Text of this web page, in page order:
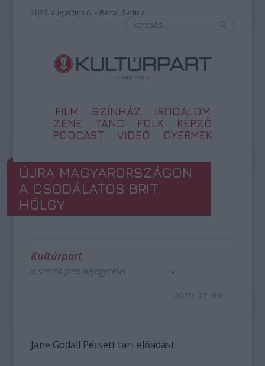
2026. augusztus 6. – Berta, Bettina
FILM SZÍNHÁZ
IRODALOM
ZENE
TÁNC FOLK
KÉPZŐ
PODCAST
VIDEÓ GYERMEK
ÚJRA MAGYARORSZÁGON
A CSODÁLATOS BRIT
HÖLGY
Kultúrpart
a szerző friss bejegyzései
2010. 11. 09.
Jane Godall Pécsett tart előadást